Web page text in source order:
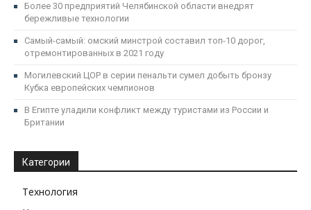
Более 30 предприятий Челябинской области внедрят
бережливые технологии
Самый-самый: омский минстрой составил топ-10 дорог,
отремонтированных в 2021 году
Могилевский ЦОР в серии пенальти сумел добыть бронзу
Кубка европейских чемпионов
В Египте уладили конфликт между туристами из России и
Британии
Категории
Технология